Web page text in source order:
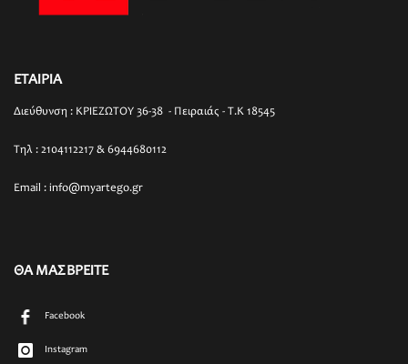
ΕΤΑΙΡΙΑ
Διεύθυνση : ΚΡΙΕΖΩΤΟΥ 36-38 - Πειραιάς - T.K 18545
Τηλ : 2104112217 & 6944680112
Email : info@myartego.gr
ΘΑ ΜΑΣ ΒΡΕΙΤΕ
Facebook
Instagram